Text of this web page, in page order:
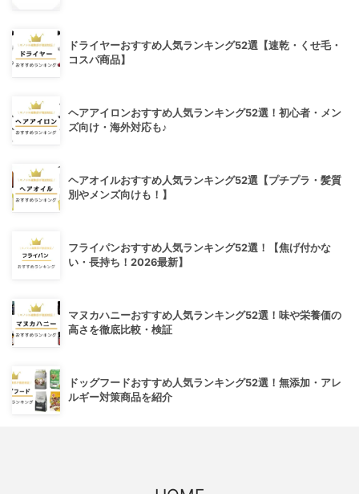
ドライヤーおすすめ人気ランキング52選【速乾・くせ毛・
コスパ商品】
ヘアアイロンおすすめ人気ランキング52選！初心者・メン
ズ向け・海外対応も♪
ヘアオイルおすすめ人気ランキング52選【プチプラ・髪質
別やメンズ向けも！】
フライパンおすすめ人気ランキング52選！【焦げ付かな
い・長持ち！2026最新】
マヌカハニーおすすめ人気ランキング52選！味や栄養価の
高さを徹底比較・検証
ドッグフードおすすめ人気ランキング52選！無添加・アレ
ルギー対策商品を紹介